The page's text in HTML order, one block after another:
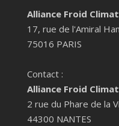
Alliance Froid
17, rue de l'Amiral
75016 PARIS
Contact :
Alliance Froid
2 rue du Phare de la
44300 NANTES